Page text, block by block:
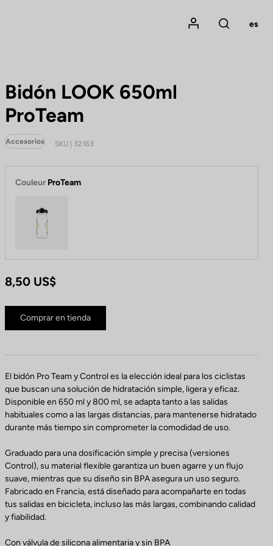
Mon compte
Rechercher
es
Bidón LOOK 650ml
ProTeam
Accesorios SKU | 32163
Couleur ProTeam
8,50 US$
Comprar en tienda
El bidón Pro Team y Control es la elección ideal para los ciclistas
que buscan una solución de hidratación simple, ligera y eficaz.
Disponible en 650 ml y 800 ml, se adapta tanto a las salidas
habituales como a las largas distancias, para mantenerse hidratado
durante más tiempo sin comprometer la comodidad de uso.
Graduado para una dosificación simple y precisa (versiones
Control), su material flexible garantiza un buen agarre y un flujo
suave, mientras que su diseño sin BPA asegura un uso seguro.
Fabricado en Francia, está diseñado para acompañarte en todas
tus salidas en bicicleta, incluso las más largas, combinando calidad
y fiabilidad.
Con válvula de silicona alimentaria y sin BPA